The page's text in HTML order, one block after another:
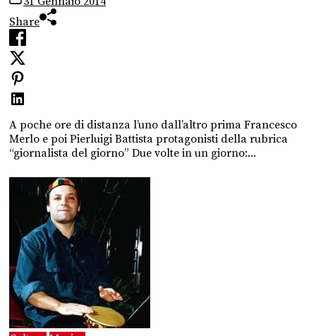
Share
A poche ore di distanza l’uno dall’altro prima Francesco
Merlo e poi Pierluigi Battista protagonisti della rubrica
“giornalista del giorno” Due volte in un giorno:...